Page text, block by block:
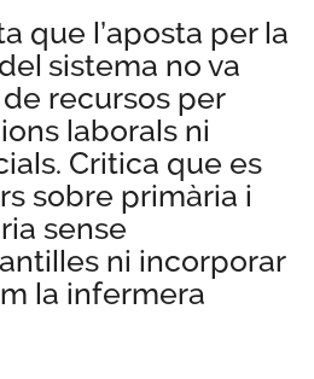
privada
t’hi
que l’aposta per la
sistema no va
recursos per
laborals ni
Critica que es
sobre primària i
sense
ni incorporar
la infermera